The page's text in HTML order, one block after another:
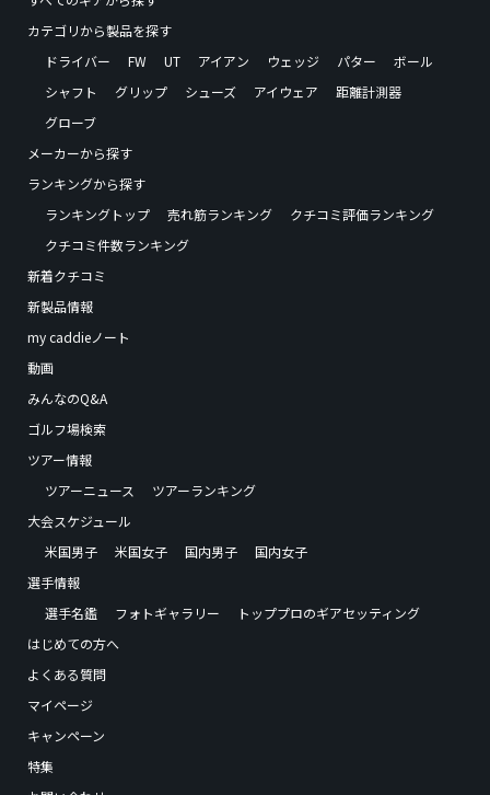
カテゴリから製品を探す
ドライバー
FW UT アイアン ウェッジ パター
ボール
シャフト
グリップ シューズ アイウェア
距離計測器
グローブ
メーカーから探す
ランキングから探す
ランキングトップ
売れ筋ランキング
クチコミ評価ランキング
クチコミ件数ランキング
新着クチコミ
新製品情報
my caddieノート
動画
みんなのQ&A
ゴルフ場検索
ツアー情報
ツアーニュース
ツアーランキング
大会スケジュール
米国男子
米国女子 国内男子
国内女子
選手情報
選手名鑑
フォトギャラリー
トッププロのギアセッティング
はじめての方へ
よくある質問
マイページ
キャンペーン
特集